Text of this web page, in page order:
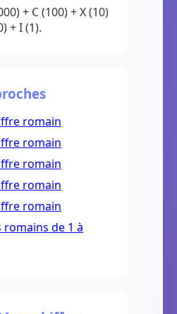
+ C (100) + X (10)
+ I (1).
romain
romain
romain
romain
romain
romains de 1 à